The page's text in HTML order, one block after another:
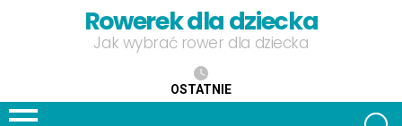
Rowerek dla dziecka
Jak wybrać rower dla dziecka
OSTATNIE